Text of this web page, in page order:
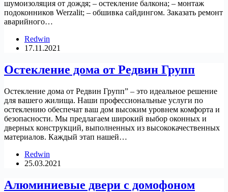
шумоизоляция от дождя; – остекление балкона; – монтаж
подоконников Werzalit; – обшивка сайдингом. Заказать ремонт
аварийного…
Redwin
17.11.2021
Остекление дома от Редвин Групп
Остекление дома от Редвин Групп” – это идеальное решение
для вашего жилища. Наши профессиональные услуги по
остеклению обеспечат ваш дом высоким уровнем комфорта и
безопасности. Мы предлагаем широкий выбор оконных и
дверных конструкций, выполненных из высококачественных
материалов. Каждый этап нашей…
Redwin
25.03.2021
Алюминиевые двери с домофоном